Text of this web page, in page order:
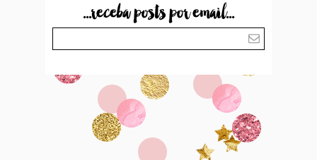
...receba posts por email...